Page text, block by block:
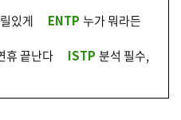
릴있게 ENTP 누가 뭐라든
휴 끝난다 ISTP 분석 필수,